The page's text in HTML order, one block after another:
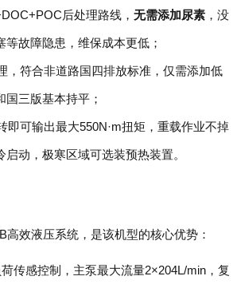
后处理路线， 无需添加尿素 ，没
故障隐患，维保成本更低；
，符合非道路国四排放标准，仅需添加低
三版基本持平；
即可输出最大550N·m扭矩，重载作业不掉
动，极寒区域可选装预热装置。
效液压系统，是该机型的核心优势：
传感控制，主泵最大流量2×204L/min，复